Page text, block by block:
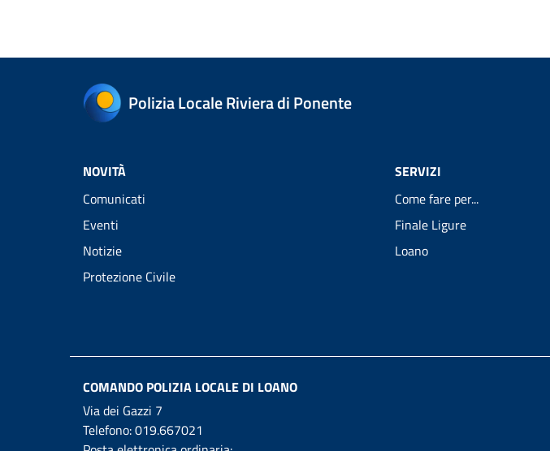
Polizia Locale Riviera di Ponente
NOVITÀ
Comunicati
Eventi
Notizie
Protezione Civile
SERVIZI
Come fare per...
Finale Ligure
Loano
COMANDO POLIZIA LOCALE DI LOANO
Via dei Gazzi 7
Telefono:019.667021